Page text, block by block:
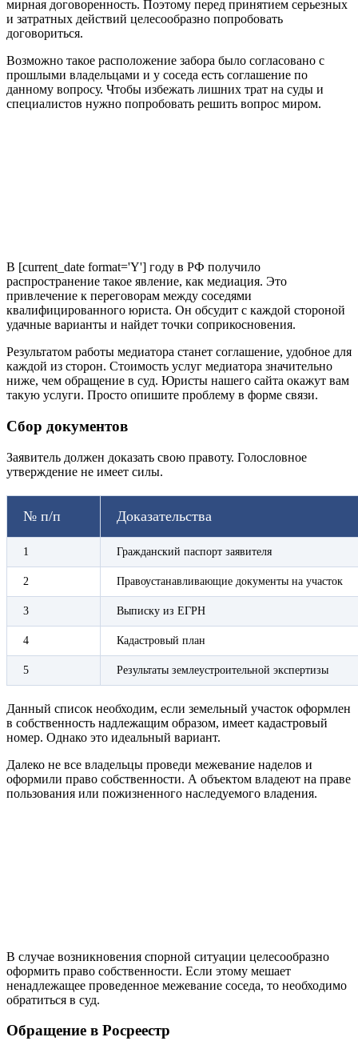
мирная договоренность. Поэтому перед принятием серьезных
и затратных действий целесообразно попробовать
договориться.
Возможно такое расположение забора было согласовано с
прошлыми владельцами и у соседа есть соглашение по
данному вопросу. Чтобы избежать лишних трат на суды и
специалистов нужно попробовать решить вопрос миром.
В [current_date format='Y'] году в РФ получило
распространение такое явление, как медиация. Это
привлечение к переговорам между соседями
квалифицированного юриста. Он обсудит с каждой стороной
удачные варианты и найдет точки соприкосновения.
Результатом работы медиатора станет соглашение, удобное для
каждой из сторон. Стоимость услуг медиатора значительно
ниже, чем обращение в суд. Юристы нашего сайта окажут вам
такую услуги. Просто опишите проблему в форме связи.
Сбор документов
Заявитель должен доказать свою правоту. Голословное
утверждение не имеет силы.
№ п/п Доказательства
1 Гражданский паспорт заявителя
2 Правоустанавливающие документы на участок
3 Выписку из ЕГРН
4 Кадастровый план
5 Результаты землеустроительной экспертизы
Данный список необходим, если земельный участок оформлен
в собственность надлежащим образом, имеет кадастровый
номер. Однако это идеальный вариант.
Далеко не все владельцы проведи межевание наделов и
оформили право собственности. А объектом владеют на праве
пользования или пожизненного наследуемого владения.
В случае возникновения спорной ситуации целесообразно
оформить право собственности. Если этому мешает
ненадлежащее проведенное межевание соседа, то необходимо
обратиться в суд.
Обращение в Росреестр